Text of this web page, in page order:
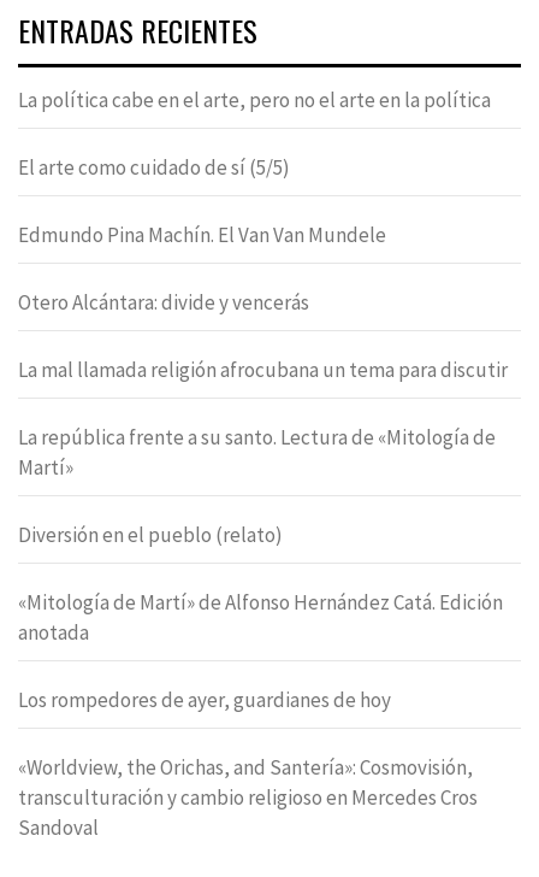
ENTRADAS RECIENTES
La política cabe en el arte, pero no el arte en la política
El arte como cuidado de sí (5/5)
Edmundo Pina Machín. El Van Van Mundele
Otero Alcántara: divide y vencerás
La mal llamada religión afrocubana un tema para discutir
La república frente a su santo. Lectura de «Mitología de
Martí»
Diversión en el pueblo (relato)
«Mitología de Martí» de Alfonso Hernández Catá. Edición
anotada
Los rompedores de ayer, guardianes de hoy
«Worldview, the Orichas, and Santería»: Cosmovisión,
transculturación y cambio religioso en Mercedes Cros
Sandoval